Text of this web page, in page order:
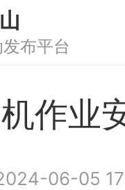
布平台
作业
06-05